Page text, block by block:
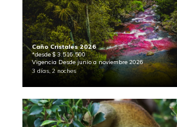
Caño Cristales 2026
*desde $ 3.516.500
Vigencia Desde junio a noviembre 2026
3 días, 2 noches